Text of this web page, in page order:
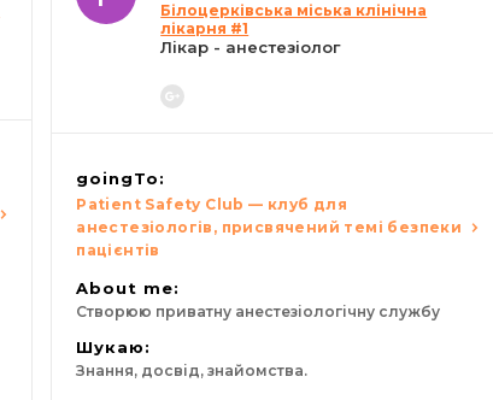
Білоцерківська міська клінічна
лікарня #1
Лікар - анестезіолог
goingTo:
Patient Safety Club — клуб для
анестезіологів, присвячений темі безпеки
пацієнтів
About me:
Створюю приватну анестезіологічну службу
Шукаю:
Знання, досвід, знайомства.